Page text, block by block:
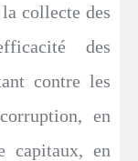
collecte des
des
contre les
en
capitaux, en